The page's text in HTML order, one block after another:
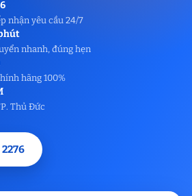
nhận yêu cầu 24/7
nhanh, đúng hẹn
hãng 100%
Thủ Đức